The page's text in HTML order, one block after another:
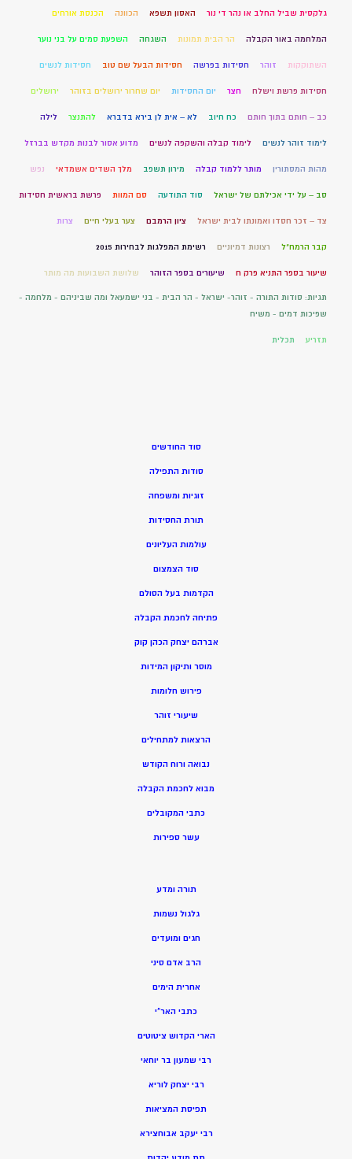
גלקסית שביל החלב או נהר די נור האסון תשפא הכוונה הכנסת אורחים
המלחמה באור הקבלה הר הבית תמונות השגחה השפעת סמים על בני נוער
השתוקקות זוהר חסידות בפרשה חסידות הבעל שם טוב חסידות לנשים
חסידות פרשת וישלח חצר יום החסידות יום שחרור ירושלים בזוהר ירושלים
כב – חותם בתוך חותם כח חיוב לא – אית לן בירא בדברא להתנצר לילה
לימוד זוהר לנשים לימוד קבלה והשקפה לנשים מדוע אסור לבנות מקדש בברזל
מהות המסתורין מותר ללמוד קבלה מירון תשפב מלך השדים אשמדאי נפש
סב – על ידי אכילתם של ישראל סוד התודעה סם המוות פרשת בראשית חסידות
צד – זכר חסדו ואמונתו לבית ישראל ציון הרמבם צער בעלי חיים צרות
קבר הרמח"ל רצונות דמיוניים רשימת המפלגות לבחירות 2015
שיעור בספר התניא פרק ח שיעורים בספר הזוהר שלושת השבועות מה מותר
תגיות: סודות התורה - זוהר- ישראל - הר הבית - בני ישמעאל ומה שביניהם - מלחמה -
שפיכות דמים - משיח
תזריע תכלית
סוד החודשים
סודות התפילה
זוגיות ומשפחה
תורת החסידות
עולמות העליונים
סוד הצמצום
הקדמות בעל הסולם
פתיחה לחכמת הקבלה
אברהם יצחק הכהן קוק
מוסר ותיקון המידות
פירוש חלומות
שיעורי זוהר
הרצאות למתחילים
נבואה ורוח הקודש
מבוא לחכמת הקבלה
כתבי המקובלים
עשר ספירות
תורה ומדע
גלגול נשמות
חגים ומועדים
הרב אדם סיני
אחרית הימים
כתבי האר”י
הארי הקדוש ציטוטים
רבי שמעון בר יוחאי
רבי יצחק לוריא
תפיסת המציאות
רבי יעקב אבוחצירא